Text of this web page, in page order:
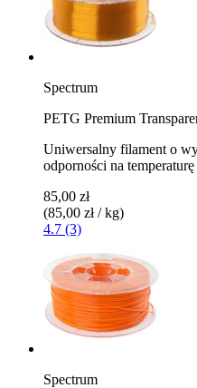
Spectrum
PETG Premium
Uniwersalny filament o
odporności na temperaturę
85,00 zł
(85,00 zł / kg)
4.7 (3)
Spectrum